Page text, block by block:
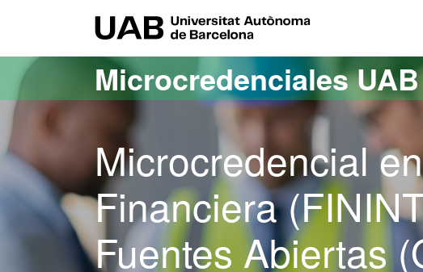
Microcredenciales UAB
Microcredencial
Financiera
Fuentes Abiertas